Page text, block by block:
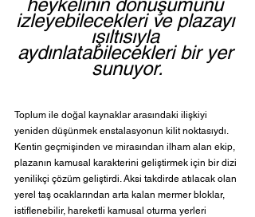
izleyebilecekleri ve plazayı
ışıltısıyla
aydınlatabilecekleri bir yer
sunuyor.
Toplum ile doğal kaynaklar arasındaki ilişkiyi
yeniden düşünmek enstalasyonun kilit noktasıydı.
Kentin geçmişinden ve mirasından ilham alan ekip,
plazanın kamusal karakterini geliştirmek için bir dizi
yenilikçi çözüm geliştirdi. Aksi takdirde atılacak olan
yerel taş ocaklarından arta kalan mermer bloklar,
istiflenebilir, hareketli kamusal oturma yerleri